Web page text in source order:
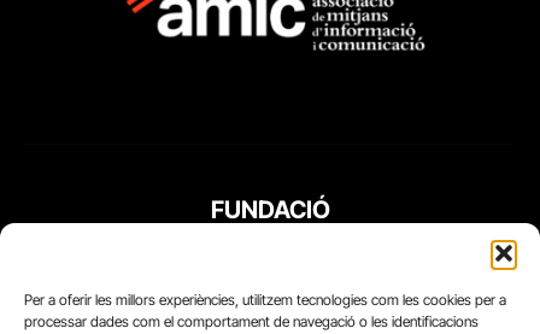
Per a oferir les millors experiències, utilitzem tecnologies com les cookies per a
processar dades com el comportament de navegació o les identificacions
FUNDACIÓ